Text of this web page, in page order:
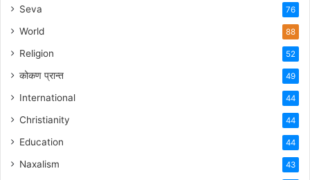
Seva 76
World 88
Religion 52
कोकण प्रान्त 49
International 44
Christianity 44
Education 44
Naxalism 43